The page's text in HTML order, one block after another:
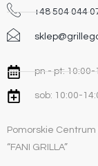
+48 504 044
pn - pt: 10:00-
sob: 10:00-
Pomorskie Centrum
“FANI GRILLA”